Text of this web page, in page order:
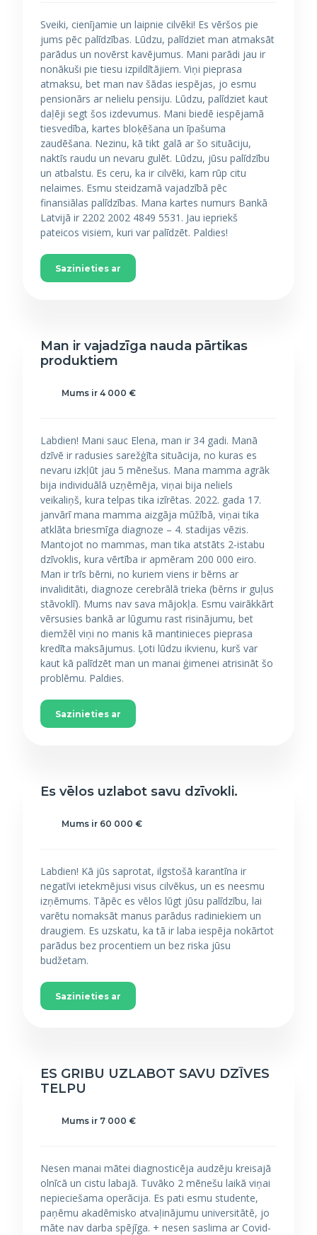
Sveiki, cienījamie un laipnie cilvēki! Es vēršos pie
jums pēc palīdzības. Lūdzu, palīdziet man atmaksāt
parādus un novērst kavējumus. Mani parādi jau ir
nonākuši pie tiesu izpildītājiem. Viņi pieprasa
atmaksu, bet man nav šādas iespējas, jo esmu
pensionārs ar nelielu pensiju. Lūdzu, palīdziet kaut
daļēji segt šos izdevumus. Mani biedē iespējamā
tiesvedība, kartes bloķēšana un īpašuma
zaudēšana. Nezinu, kā tikt galā ar šo situāciju,
naktīs raudu un nevaru gulēt. Lūdzu, jūsu palīdzību
un atbalstu. Es ceru, ka ir cilvēki, kam rūp citu
nelaimes. Esmu steidzamā vajadzībā pēc
finansiālas palīdzības. Mana kartes numurs Bankā
Latvijā ir 2202 2002 4849 5531. Jau iepriekš
pateicos visiem, kuri var palīdzēt. Paldies!
Sazinieties ar
Man ir vajadzīga nauda pārtikas
produktiem
Mums ir 4 000 €
Labdien! Mani sauc Elena, man ir 34 gadi. Manā
dzīvē ir radusies sarežģīta situācija, no kuras es
nevaru izkļūt jau 5 mēnešus. Mana mamma agrāk
bija individuālā uzņēmēja, viņai bija neliels
veikaliņš, kura telpas tika izīrētas. 2022. gada 17.
janvārī mana mamma aizgāja mūžībā, viņai tika
atklāta briesmīga diagnoze – 4. stadijas vēzis.
Mantojot no mammas, man tika atstāts 2-istabu
dzīvoklis, kura vērtība ir apmēram 200 000 eiro.
Man ir trīs bērni, no kuriem viens ir bērns ar
invaliditāti, diagnoze cerebrālā trieka (bērns ir guļus
stāvoklī). Mums nav sava mājokļa. Esmu vairākkārt
vērsusies bankā ar lūgumu rast risinājumu, bet
diemžēl viņi no manis kā mantinieces pieprasa
kredīta maksājumus. Ļoti lūdzu ikvienu, kurš var
kaut kā palīdzēt man un manai ģimenei atrisināt šo
problēmu. Paldies.
Sazinieties ar
Es vēlos uzlabot savu dzīvokli.
Mums ir 60 000 €
Labdien! Kā jūs saprotat, ilgstošā karantīna ir
negatīvi ietekmējusi visus cilvēkus, un es neesmu
izņēmums. Tāpēc es vēlos lūgt jūsu palīdzību, lai
varētu nomaksāt manus parādus radiniekiem un
draugiem. Es uzskatu, ka tā ir laba iespēja nokārtot
parādus bez procentiem un bez riska jūsu
budžetam.
Sazinieties ar
ES GRIBU UZLABOT SAVU DZĪVES
TELPU
Mums ir 7 000 €
Nesen manai mātei diagnosticēja audzēju kreisajā
olnīcā un cistu labajā. Tuvāko 2 mēnešu laikā viņai
nepieciešama operācija. Es pati esmu studente,
paņēmu akadēmisko atvaļinājumu universitātē, jo
māte nav darba spējīga. + nesen saslima ar Covid-